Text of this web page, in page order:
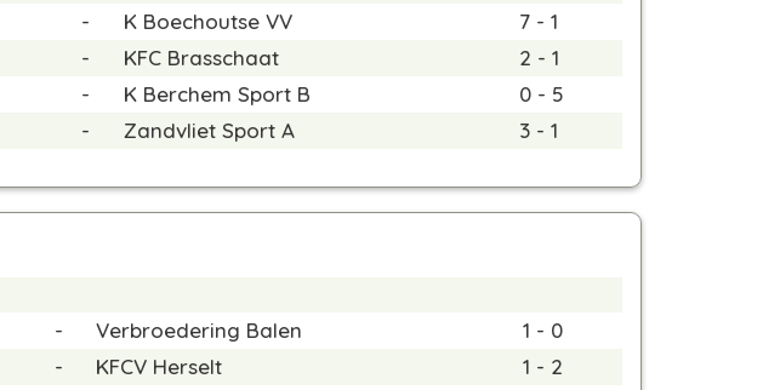
- K Boechoutse VV
7 - 1
- KFC Brasschaat
2 - 1
- K Berchem Sport B
0 - 5
- Zandvliet Sport A 3 - 1
- Verbroedering Balen
1 - 0
- KFCV Herselt
1 - 2